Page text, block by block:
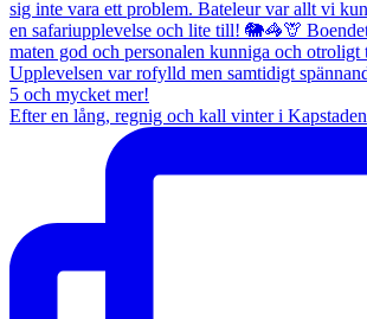
Efter en lång, regnig och kall vinter i Kapstaden